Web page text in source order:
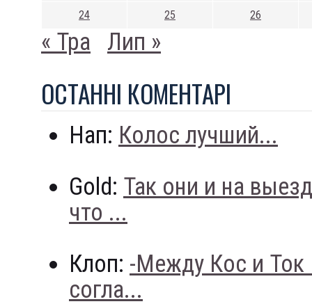
24 25 26
« Тра Лип »
ОСТАННI КОМЕНТАРI
Нап: Колос лучший...
Gold: Так они и на
что ...
Клоп: -Между Кос и
согла...